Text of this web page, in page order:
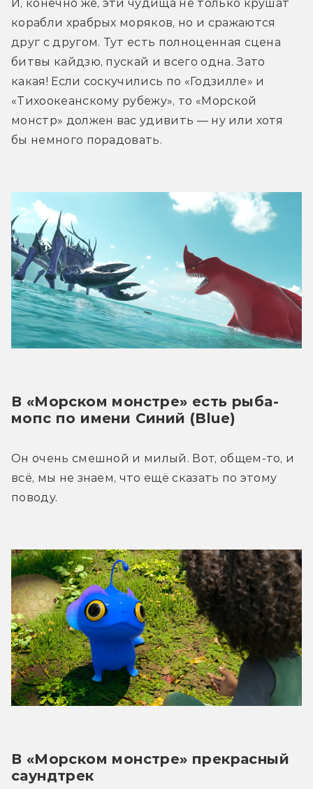
И, конечно же, эти чудища не только крушат
корабли храбрых моряков, но и сражаются
друг с другом. Тут есть полноценная сцена
битвы кайдзю, пускай и всего одна. Зато
какая! Если соскучились по «Годзилле» и
«Тихоокеанскому рубежу», то «Морской
монстр» должен вас удивить — ну или хотя
бы немного порадовать.
В «Морском монстре» есть рыба-
мопс по имени Синий (Blue)
Он очень смешной и милый. Вот, общем-то, и
всё, мы не знаем, что ещё сказать по этому
поводу.
В «Морском монстре» прекрасный
саундтрек